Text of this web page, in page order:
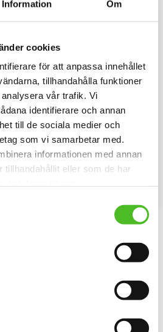
Information Om
cookies
för att anpassa innehållet
tillhandahålla funktioner
vår trafik. Vi
identifierare och annan
till de sociala medier och
som vi samarbetar med.
informationen med annan
tillhandahållit eller som de har
ett
Keps med Tysk Spets
Melerad keps i 100% polyester
med snygg passform och
metallspänne. Siluettmotiv av en
Tysk Spets
169SEK
INFO